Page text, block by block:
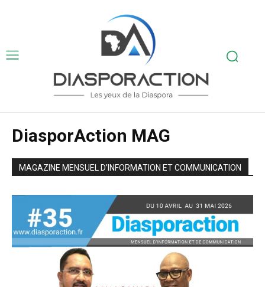
DiasporAction MAG
MAGAZINE MENSUEL D’INFORMATION ET COMMUNICATION